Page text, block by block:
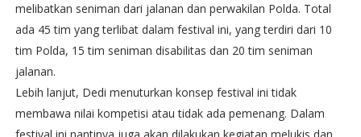
melibatkan seniman dari jalanan dan perwakilan Polda. Total
ada 45 tim yang terlibat dalam festival ini, yang terdiri dari 10
tim Polda, 15 tim seniman disabilitas dan 20 tim seniman
jalanan.
Lebih lanjut, Dedi menuturkan konsep festival ini tidak
membawa nilai kompetisi atau tidak ada pemenang. Dalam